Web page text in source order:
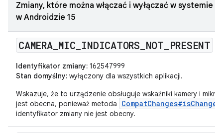
Zmiany, które można włączać i wyłączać w systemie
w Androidzie 15
CAMERA_ MIC INDICATORS NOT PRESENT
Identyfikator zmiany: 162547999
Stan domyślny: wyłączony dla wszystkich aplikacji.
Wskazuje, że to urządzenie obsługuje wskaźniki kamery i
jest obecna, ponieważ metoda
identyfikator zmiany nie jest obecny.